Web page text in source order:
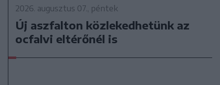
2026. augusztus 07., péntek
Új aszfalton közlekedhetünk az
ocfalvi eltérőnél is